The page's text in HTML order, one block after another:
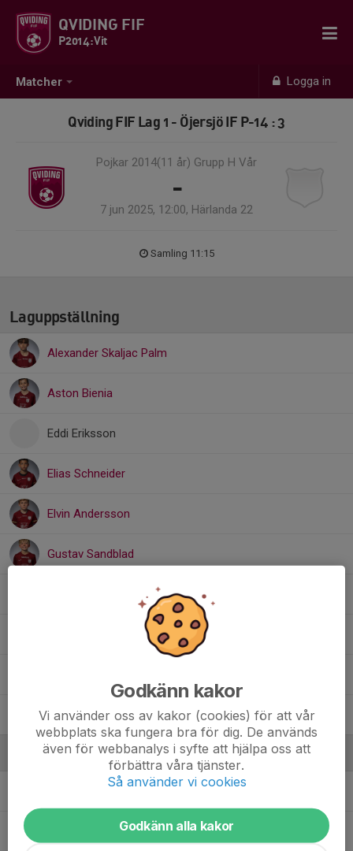
Matcher Logga in
QVIDING FIF
P2014:Vit
Qviding FIF Lag 1 - Öjersjö IF P-14 : 3
Pojkar 2014(11 år) Grupp H Vår
-
7 jun 2025, 12:00, Härlanda 22
Samling 11:15
Laguppställning
Alexander Skaljac Palm
Aston Bienia
Eddi Eriksson
Elias Schneider
Elvin Andersson
Gustav Sandblad
Royce Jireh McSey
Ledare
Staffan SandbladHuvudtränare
Victor HammarAssisterande tränare
Godkänn kakor
Vi använder oss av kakor (cookies) för att vår
webbplats ska fungera bra för dig. De används
även för webbanalys i syfte att hjälpa oss att
förbättra våra tjänster.
Så använder vi cookies
Godkänn alla kakor